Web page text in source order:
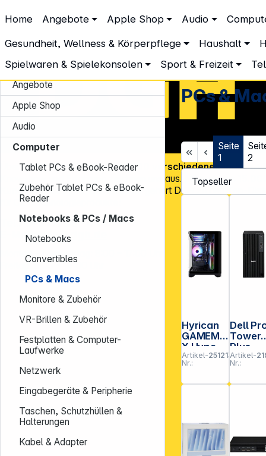
Home Angebote Apple Shop Audio
Gesundheit, Wellness & Körperpflege Haushalt
Spielwaren & Spielekonsolen
Sport & Freizeit
Computer Notebooks & PCs / Macs PCs & Macs
PCs & Macs
Angebote
Apple Shop
Audio
Computer
Tablet PCs & eBook-Reader
Zubehör Tablet PCs & eBook-
Reader
Notebooks & PCs / Macs
Notebooks
Convertibles
PCs & Macs
Monitore & Zubehör
VR-Brillen & Zubehör
Festplatten & Computer-
Laufwerke
Netzwerk
Eingabegeräte & Peripherie
Taschen, Schutzhüllen &
Halterungen
Kabel & Adapter
PCs &
Seite
1
2
Hyrican
GAMEMA
X Hype-
M 7917
Ryzen 7
32GB 1TB
SSD
Artikel-
Nr.:
251213
Dell
Tower
Plus
CU 7
512GB
Artikel-
Nr.:
Über45.000 Artikelund über600 verschiedene Marken,
Know-how und Erfahrung zeichnen uns aus. Mit mehr als
Kundenadressenin Deutschland gehört DGH zu den Top-
für CE-Technologieprodukte!
Tel.: 0931 9708 - 444
E-Mail:info@dgh.de
Montag – Donnerstag: 8:00 – 17:00 Uhr
Freitag: 8:00 – 14:00 Uhr